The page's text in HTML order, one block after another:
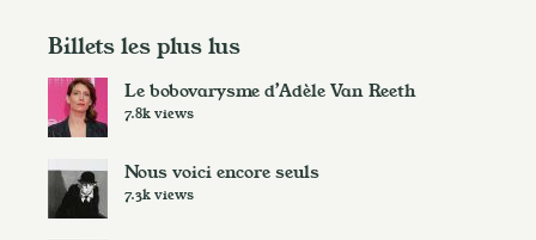
h
i
e
s
Billets les plus lus
Le bobovarysme d’Adèle Van Reeth
7.8k views
Nous voici encore seuls
7.3k views